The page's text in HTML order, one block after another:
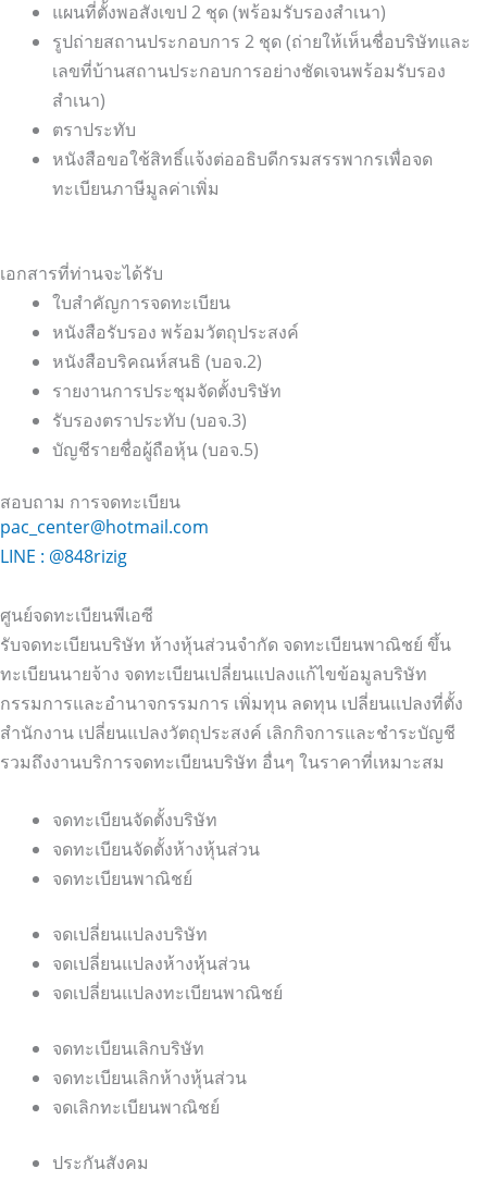
แผนที่ตั้งพอสังเขป 2 ชุด (พร้อมรับรองสำเนา)
รูปถ่ายสถานประกอบการ 2 ชุด (ถ่ายให้เห็นชื่อบริษัทและ
เลขที่บ้านสถานประกอบการอย่างชัดเจนพร้อมรับรอง
สำเนา)
ตราประทับ
หนังสือขอใช้สิทธิ์แจ้งต่ออธิบดีกรมสรรพากรเพื่อจด
ทะเบียนภาษีมูลค่าเพิ่ม
เอกสารที่ท่านจะได้รับ
ใบสำคัญการจดทะเบียน
หนังสือรับรอง พร้อมวัตถุประสงค์
หนังสือบริคณห์สนธิ (บอจ.2)
รายงานการประชุมจัดตั้งบริษัท
รับรองตราประทับ (บอจ.3)
บัญชีรายชื่อผู้ถือหุ้น (บอจ.5)
สอบถาม การจดทะเบียน
pac_center@hotmail.com
LINE : @848rizig
ศูนย์จดทะเบียนพีเอซี
รับจดทะเบียนบริษัท ห้างหุ้นส่วนจำกัด จดทะเบียนพาณิชย์ ขึ้น
ทะเบียนนายจ้าง จดทะเบียนเปลี่ยนแปลงแก้ไขข้อมูลบริษัท
กรรมการและอำนาจกรรมการ เพิ่มทุน ลดทุน เปลี่ยนแปลงที่ตั้ง
สำนักงาน เปลี่ยนแปลงวัตถุประสงค์ เลิกกิจการและชำระบัญชี
รวมถึงงานบริการจดทะเบียนบริษัท อื่นๆ ในราคาที่เหมาะสม
จดทะเบียนจัดตั้งบริษัท
จดทะเบียนจัดตั้งห้างหุ้นส่วน
จดทะเบียนพาณิชย์
จดเปลี่ยนแปลงบริษัท
จดเปลี่ยนแปลงห้างหุ้นส่วน
จดเปลี่ยนแปลงทะเบียนพาณิชย์
จดทะเบียนเลิกบริษัท
จดทะเบียนเลิกห้างหุ้นส่วน
จดเลิกทะเบียนพาณิชย์
ประกันสังคม